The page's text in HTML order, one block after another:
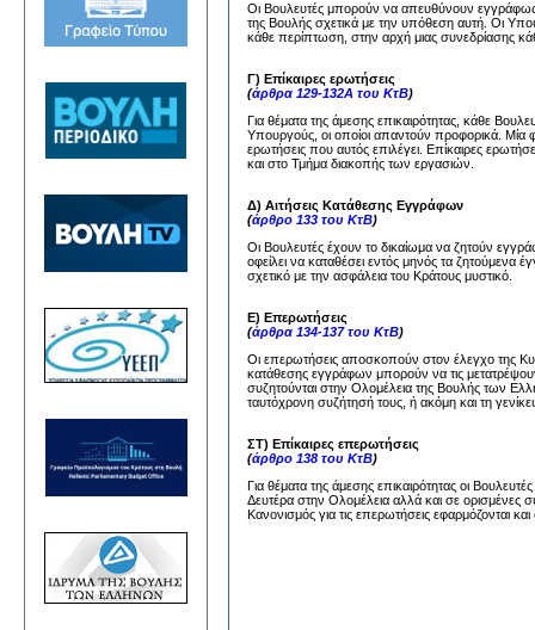
Οι Βουλευτές μπορούν να απευθύνουν
της Βουλής σχετικά με την υπόθεση αυτή. Οι
κάθε περίπτωση, στην αρχή μιας συνεδρίασης
Γ) Επίκαιρες ερωτήσεις
(άρθρα 129-132Α του ΚτΒ)
Για θέματα της άμεσης επικαιρότητας, κάθε
Υπουργούς, οι οποίοι απαντούν προφορικά. Μία
ερωτήσεις που αυτός επιλέγει. Επίκαιρες
και στο Τμήμα διακοπής των εργασιών.
Δ) Αιτήσεις Κατάθεσης Εγγράφων
(άρθρο 133 του ΚτΒ)
Οι Βουλευτές έχουν το δικαίωμα να ζητούν
οφείλει να καταθέσει εντός μηνός τα
σχετικό με την ασφάλεια του Κράτους μυστικό.
Ε) Επερωτήσεις
(άρθρα 134-137 του ΚτΒ)
Οι επερωτήσεις αποσκοπούν στον έλεγχο της
κατάθεσης εγγράφων μπορούν να τις
συζητούνται στην Ολομέλεια της Βουλής των
ταυτόχρονη συζήτησή τους, ή ακόμη και τη
ΣΤ) Επίκαιρες επερωτήσεις
(άρθρο 138 του ΚτΒ)
Για θέματα της άμεσης επικαιρότητας οι
Δευτέρα στην Ολομέλεια αλλά και σε ορισμένες
Κανονισμός για τις επερωτήσεις εφαρμόζονται